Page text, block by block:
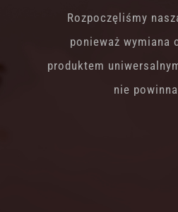
Rozpoczęliśmy
ponieważ wymiana
produktem
nie